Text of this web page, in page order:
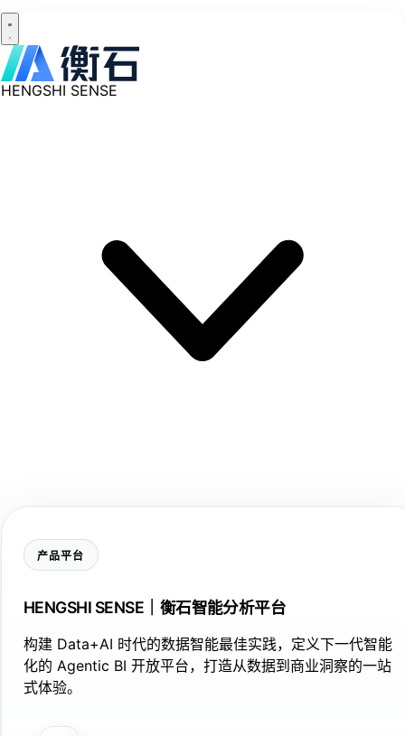
HENGSHI SENSE
产品平台
HENGSHI SENSE｜衡石智能分析平台
构建 Data+AI 时代的数据智能最佳实践，定义下一代智能
化的 Agentic BI 开放平台，打造从数据到商业洞察的一站
式体验。